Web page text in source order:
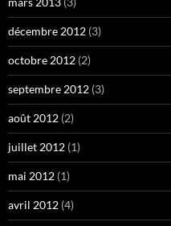
décembre 2012 (3)
octobre 2012 (2)
septembre 2012 (3)
août 2012 (2)
juillet 2012 (1)
mai 2012 (1)
avril 2012 (4)